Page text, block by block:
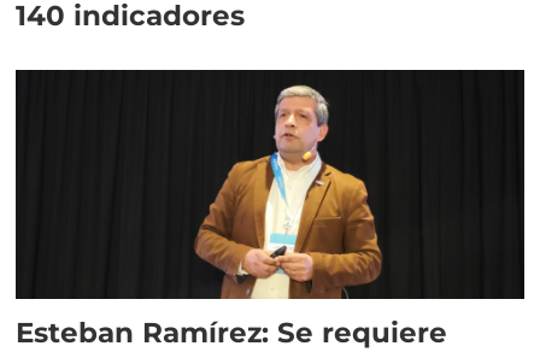
140 indicadores
Esteban Ramírez: Se requiere